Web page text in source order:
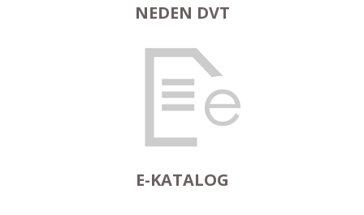
NEDEN DVT
E-KATALOG